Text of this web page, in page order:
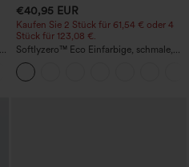
€40,95 EUR
Kaufen Sie 2 Stück für 61,54 € oder 4
Stück für 123,08 €.
Softlyzero™ Eco Einfarbige, schmale,
hoch taillierte Wanderhose mit
mehreren Taschen